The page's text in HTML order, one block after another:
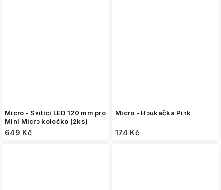
Micro - Svítící LED 120 mm pro
Mini Micro kolečko (2ks)
649 Kč
Micro - Houkačka Pink
174 Kč